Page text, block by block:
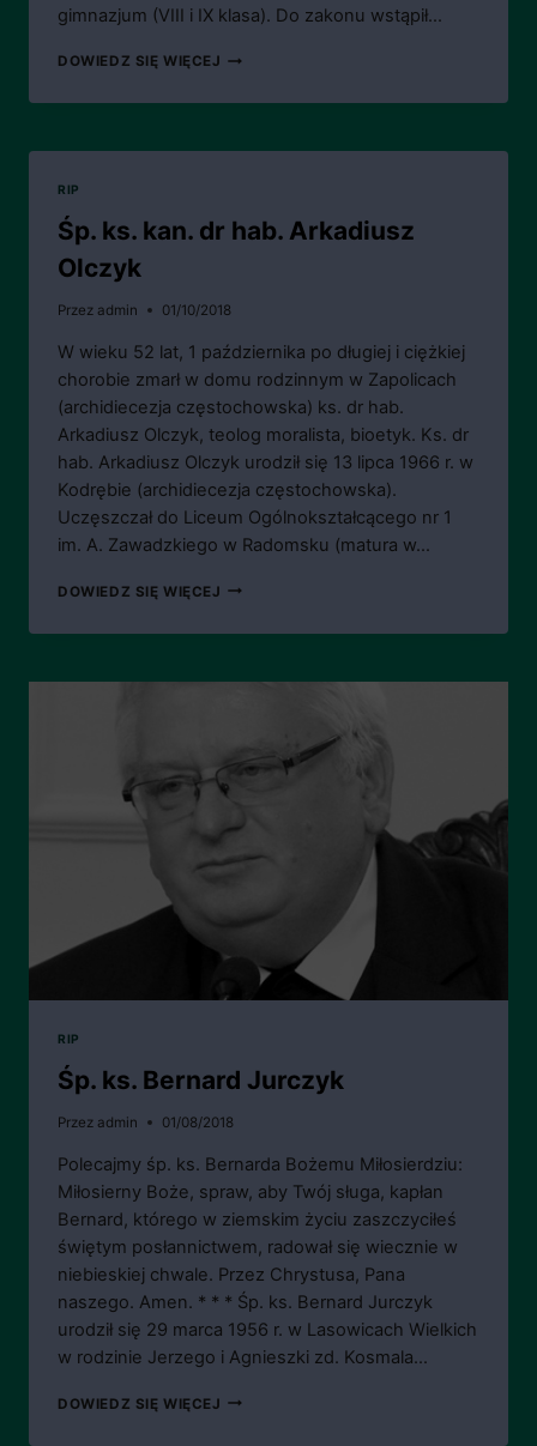
gimnazjum (VIII i IX klasa). Do zakonu wstąpił…
DOWIEDZ SIĘ WIĘCEJ ZMARŁ
CYPRIAN
RIP
Śp. ks. kan. dr hab. Arkadiusz
Olczyk
Przez admin 01/10/2018
W wieku 52 lat, 1 października po długiej i ciężkiej
chorobie zmarł w domu rodzinnym w Zapolicach
(archidiecezja częstochowska) ks. dr hab.
Arkadiusz Olczyk, teolog moralista, bioetyk. Ks. dr
hab. Arkadiusz Olczyk urodził się 13 lipca 1966 r. w
Kodrębie (archidiecezja częstochowska).
Uczęszczał do Liceum Ogólnokształcącego nr 1
im. A. Zawadzkiego w Radomsku (matura w…
DOWIEDZ SIĘ WIĘCEJ ŚP.
RIP
Śp. ks. Bernard Jurczyk
Przez admin 01/08/2018
Polecajmy śp. ks. Bernarda Bożemu Miłosierdziu:
Miłosierny Boże, spraw, aby Twój sługa, kapłan
Bernard, którego w ziemskim życiu zaszczyciłeś
świętym posłannictwem, radował się wiecznie w
niebieskiej chwale. Przez Chrystusa, Pana
naszego. Amen. * * * Śp. ks. Bernard Jurczyk
urodził się 29 marca 1956 r. w Lasowicach Wielkich
w rodzinie Jerzego i Agnieszki zd. Kosmala…
DOWIEDZ SIĘ WIĘCEJ ŚP.